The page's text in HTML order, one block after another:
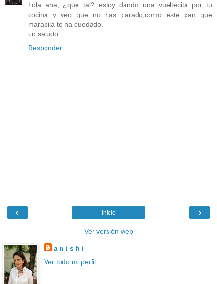
hola ana; ¿que tal? estoy dando una vueltecita por tu
cocina y veo que no has parado,como este pan que
marabila te ha quedado.
un saludo
Responder
‹ ›
Inicio
Ver versión web
a n i s h i
Ver todo mi perfil